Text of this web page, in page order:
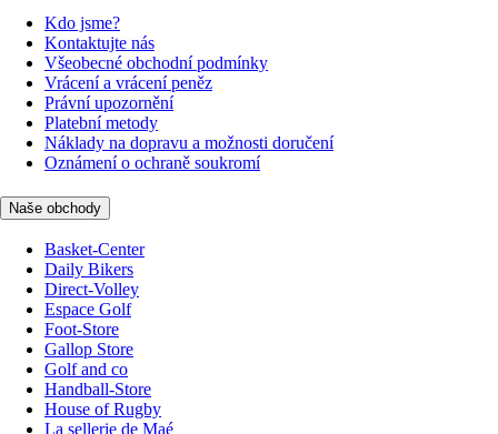
Kdo jsme?
Kontaktujte nás
Všeobecné obchodní podmínky
Vrácení a vrácení peněz
Právní upozornění
Platební metody
Náklady na dopravu a možnosti doručení
Oznámení o ochraně soukromí
Naše obchody
Basket-Center
Daily Bikers
Direct-Volley
Espace Golf
Foot-Store
Gallop Store
Golf and co
Handball-Store
House of Rugby
La sellerie de Maé